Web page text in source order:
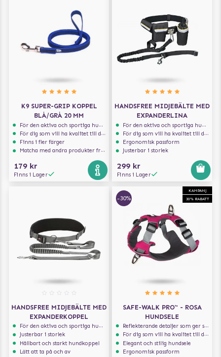
K9 SUPER-GRIP KOPPEL
BLÅ/GRÅ 20 MM
För den aktiva och sportiga hunden
För dig som vill ha kvalitet till din hund!
Finns i fler färger
Matcha med andra produkter från Julius-K9
179 kr
Finns i Lager
HANDSFREE MIDJEBÄLTE MED
EXPANDERLINA
För den aktiva och sportiga hunden
För dig som vill ha kvalitet till din hund!
Ergonomisk passform
Justerbar i storlek
299 kr
Finns i Lager
HANDSFREE MIDJEBÄLTE MED
EXPANDERKOPPEL
För den aktiva och sportiga hunden
Justerbar i storlek
Hållbart och starkt hundkoppel
Lätt att ta på och av
KAMPANJ
30% RABATT
-30%
SAFE-WALK PRO™ - ROSA
HUNDSELE
Reflekterande detaljer som ger synlighet i svagt ljus
För dig som vill ha kvalitet till din hund!
Elegant och stilig hundsele
Ergonomisk passform